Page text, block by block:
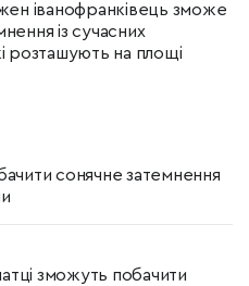
іванофранківець зможе
із сучасних
розташують на площі
сонячне затемнення
зможуть побачити